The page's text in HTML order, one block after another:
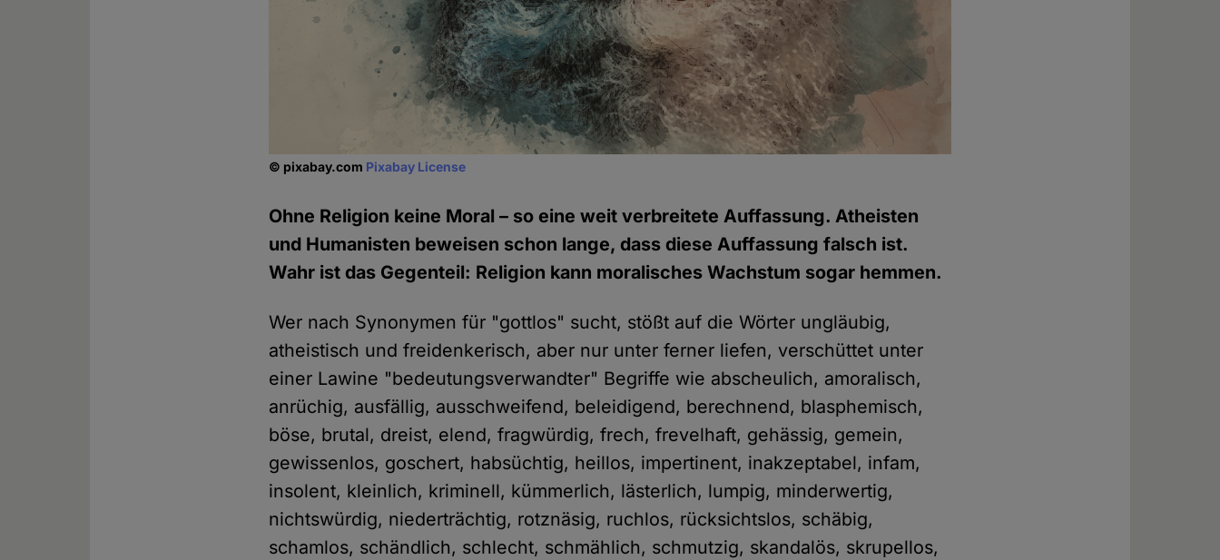
© pixabay.com Pixabay License
Ohne Religion keine Moral – so eine weit verbreitete Auffassung. Atheisten
und Humanisten beweisen schon lange, dass diese Auffassung falsch ist.
Wahr ist das Gegenteil: Religion kann moralisches Wachstum sogar hemmen.
Wer nach Synonymen für "gottlos" sucht, stößt auf die Wörter ungläubig,
atheistisch und freidenkerisch, aber nur unter ferner liefen, verschüttet unter
einer Lawine "bedeutungsverwandter" Begriffe wie abscheulich, amoralisch,
anrüchig, ausfällig, ausschweifend, beleidigend, berechnend, blasphemisch,
böse, brutal, dreist, elend, fragwürdig, frech, frevelhaft, gehässig, gemein,
gewissenlos, goschert, habsüchtig, heillos, impertinent, inakzeptabel, infam,
insolent, kleinlich, kriminell, kümmerlich, lästerlich, lumpig, minderwertig,
nichtswürdig, niederträchtig, rotznäsig, ruchlos, rücksichtslos, schäbig,
schamlos, schändlich, schlecht, schmählich, schmutzig, skandalös, skrupellos,